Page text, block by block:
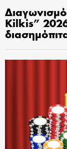
Kilkis”